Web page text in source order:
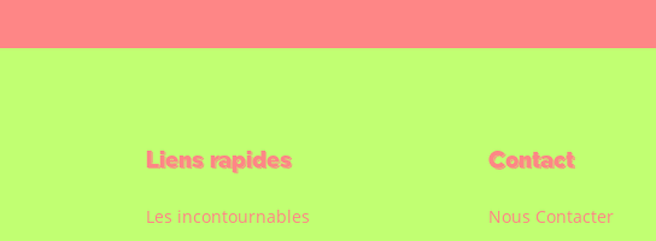
Liens rapides
Les incontournables
Contact
Nous Contacter